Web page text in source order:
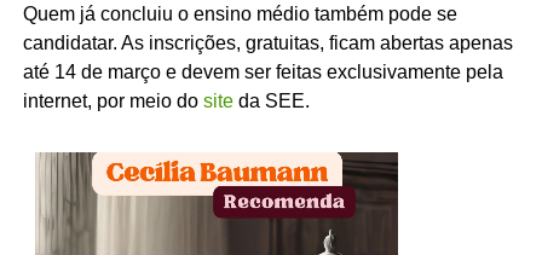
Quem já concluiu o ensino médio também pode se
candidatar. As inscrições, gratuitas, ficam abertas apenas
até 14 de março e devem ser feitas exclusivamente pela
internet, por meio do siteda SEE.